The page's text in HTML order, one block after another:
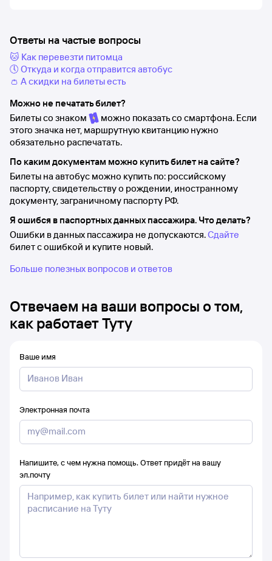
Ответы на частые вопросы
🐱 Как перевезти питомца
🕔 Откуда и когда отправится автобус
👛 А скидки на билеты есть
Можно не печатать билет?
Билеты со знаком
можно показать со смартфона. Если
этого значка нет, маршрутную квитанцию нужно
обязательно распечатать.
По каким документам можно купить билет на сайте?
Билеты на автобус можно купить по: российскому
паспорту, свидетельству о рождении, иностранному
документу, заграничному паспорту РФ.
Я ошибся в паспортных данных пассажира. Что делать?
Ошибки в данных пассажира не допускаются.Сдайте
билет с ошибкой и купите новый.
Больше полезных вопросов и ответов
Отвечаем на ваши вопросы о том,
как работает Туту
Ваше имя
Электронная почта
Напишите, с чем нужна помощь. Ответ придёт на вашу
эл.почту